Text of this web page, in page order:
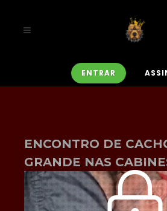
ENTRAR
ENCONTRO DE
GRANDE NAS